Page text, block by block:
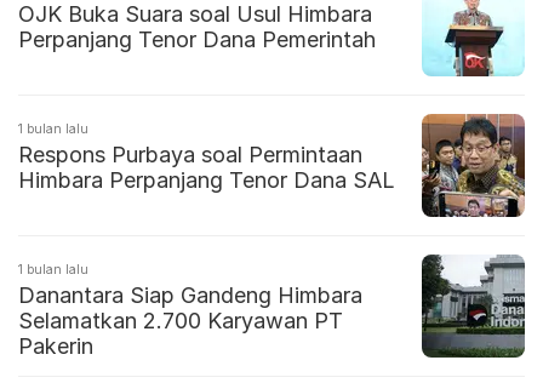
OJK Buka Suara soal Usul Himbara
Perpanjang Tenor Dana Pemerintah
1 bulan lalu
Respons Purbaya soal Permintaan
Himbara Perpanjang Tenor Dana SAL
1 bulan lalu
Danantara Siap Gandeng Himbara
Selamatkan 2.700 Karyawan PT
Pakerin